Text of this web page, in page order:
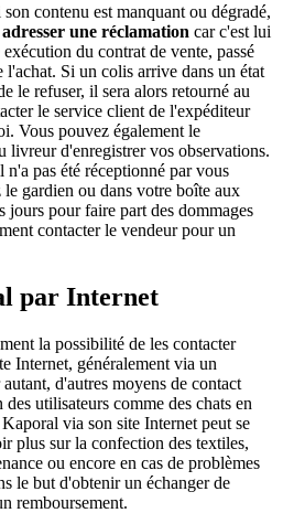
contenu est manquant ou dégradé,
adresser une réclamation car c'est lui
du contrat de vente, passé
l'achat. Si un colis arrive dans un état
le refuser, il sera alors retourné au
le service client de l'expéditeur
Vous pouvez également le
livreur d'enregistrer vos observations.
pas été réceptionné par vous
le gardien ou dans votre boîte aux
jours pour faire part des dommages
contacter le vendeur pour un
par Internet
la possibilité de les contacter
Internet, généralement via un
autant, d'autres moyens de contact
utilisateurs comme des chats en
via son site Internet peut se
plus sur la confection des textiles,
ou encore en cas de problèmes
le but d'obtenir un échanger de
remboursement.